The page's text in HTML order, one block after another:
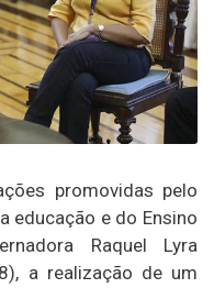
promovidas pelo
educação e do Ensino
Raquel Lyra
a realização de um